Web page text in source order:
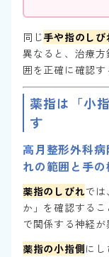
同じ手や指のしび
異なると、治療
囲を正確に確認す
薬指は「小
す
高月整形外科
れの範囲と手
薬指のしびれで
か」を確認する
で関係する神経が
薬指の小指側にし